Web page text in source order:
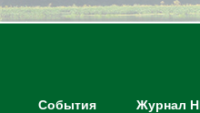
События Журнал